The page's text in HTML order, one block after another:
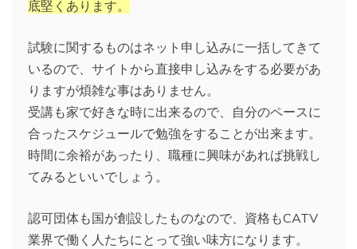
底堅くあります。
試験に関するものはネット申し込みに一括してきて
いるので、サイトから直接申し込みをする必要があ
りますが煩雑な事はありません。
受講も家で好きな時に出来るので、自分のペースに
合ったスケジュールで勉強をすることが出来ます。
時間に余裕があったり、職種に興味があれば挑戦し
てみるといいでしょう。
認可団体も国が創設したものなので、資格もCATV
業界で働く人たちにとって強い味方になります。